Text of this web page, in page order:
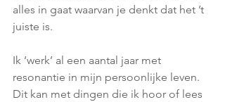
alles in gaat waarvan je denkt dat het ’t
juiste is.
Ik ‘werk’ al een aantal jaar met
resonantie in mijn persoonlijke leven.
Dit kan met dingen die ik hoor of lees